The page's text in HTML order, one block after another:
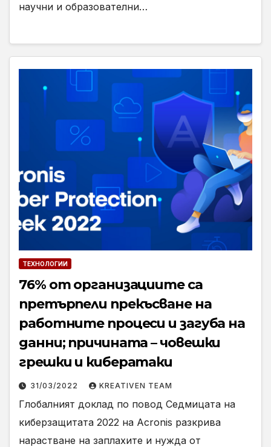
научни и образователни…
ТЕХНОЛОГИИ
76% от организациите са
претърпели прекъсване на
работните процеси и загуба на
данни; причината – човешки
грешки и кибератаки
31/03/2022 KREATIVEN TEAM
Глобалният доклад по повод Седмицата на
киберзащитата 2022 на Acronis разкрива
нарастване на заплахите и нужда от